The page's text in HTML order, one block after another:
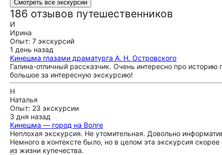
Смотреть все экскурсии
186 отзывов путешественников
И
Ирина
Опыт: 7 экскурсий
1 день назад
Кинешма глазами драматурга А. Н. Островского
Галина-отличный рассказчик. Очень интересно про
большое за интересную экскурсию!
Н
Наталья
Опыт: 23 экскурсии
3 дня назад
Кинешма — город на Волге
Неплохая экскурсия. Не утомительная. Довольно
Немного в контексте было, но в целом эта экскурсия
из жизни купечества.